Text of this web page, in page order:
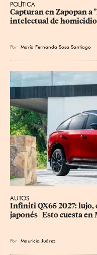
POLÍTICA
Capturan en Zapopan a
intelectual de
Por María Fernanda Sosa Santiago
AUTOS
Infiniti QX65 2027:
japonés | Esto cuesta en
Por Mauricio Juárez